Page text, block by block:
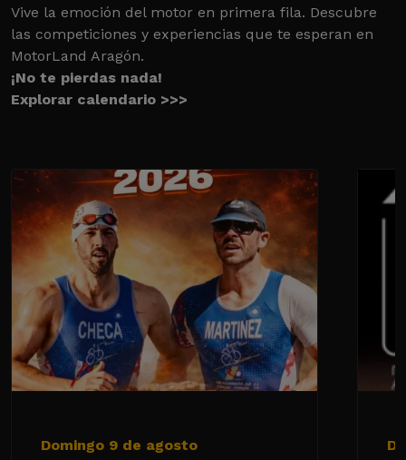
Vive la emoción del motor en primera fila. Descubre
las competiciones y experiencias que te esperan en
MotorLand Aragón.
¡No te pierdas nada!
Explorar calendario >>>
Domingo 9 de agosto